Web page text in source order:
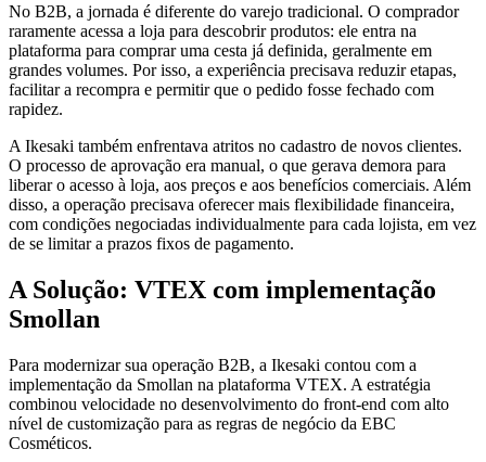
No B2B, a jornada é diferente do varejo tradicional. O comprador
raramente acessa a loja para descobrir produtos: ele entra na
plataforma para comprar uma cesta já definida, geralmente em
grandes volumes. Por isso, a experiência precisava reduzir etapas,
facilitar a recompra e permitir que o pedido fosse fechado com
rapidez.
A Ikesaki também enfrentava atritos no cadastro de novos clientes.
O processo de aprovação era manual, o que gerava demora para
liberar o acesso à loja, aos preços e aos benefícios comerciais. Além
disso, a operação precisava oferecer mais flexibilidade financeira,
com condições negociadas individualmente para cada lojista, em vez
de se limitar a prazos fixos de pagamento.
A Solução: VTEX com implementação
Smollan
Para modernizar sua operação B2B, a Ikesaki contou com a
implementação da Smollan na plataforma VTEX. A estratégia
combinou velocidade no desenvolvimento do front-end com alto
nível de customização para as regras de negócio da EBC
Cosméticos.